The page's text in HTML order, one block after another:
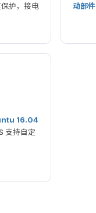
护，接电
动部件
16.04
支持自定